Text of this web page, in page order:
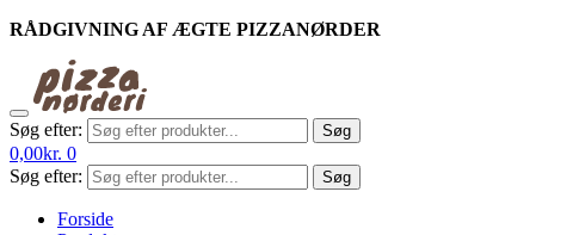
RÅDGIVNING AF ÆGTE PIZZANØRDER
Søg efter: Søg
0,00kr. 0
Søg efter:
Søg
Forside